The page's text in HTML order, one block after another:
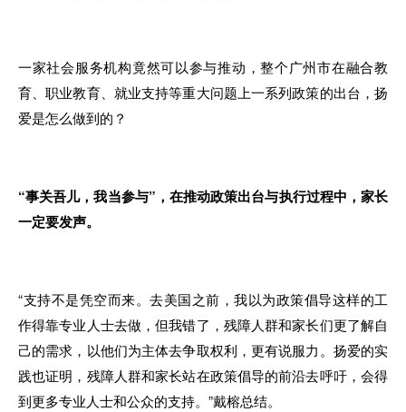
一家社会服务机构竟然可以参与推动，整个广州市在融合教
育、职业教育、就业支持等重大问题上一系列政策的出台 ，扬
爱是怎么做到的 ？
“事关吾儿，我当参与” ，在推动政策出台与执行过程中 ， 家长
一定要发声。
“支持不是凭空而来。 去美国之前，我以为政策倡导这样的工
作得靠专业人士去做，但我错了 ，残障人群和家长们更了解自
己的需求 ， 以他们为主体去争取权利，更有说服力。扬爱的实
践也证明，残障人群和家长站在政策倡导的前沿去呼吁， 会得
到更多专业人士和公众的支持。”戴榕总结。